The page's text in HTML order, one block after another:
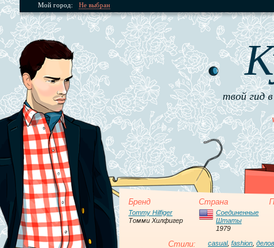
Мой город: Не выбран
твой гид
Бренд Страна
Tommy Hilfiger
Томми Хилфигер
Соединенные
Штаты
1979
Стили: casual, fashion